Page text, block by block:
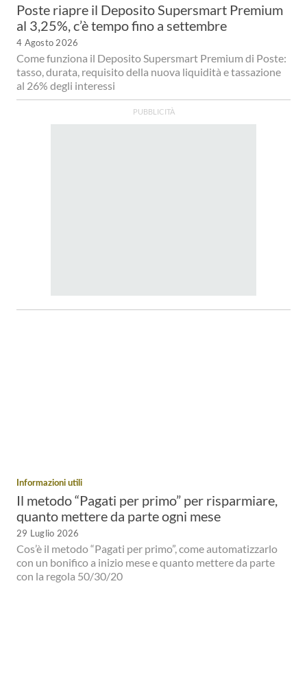
Poste riapre il Deposito Supersmart Premium
al 3,25%, c’è tempo fino a settembre
4 Agosto 2026
Come funziona il Deposito Supersmart Premium di Poste:
tasso, durata, requisito della nuova liquidità e tassazione
al 26% degli interessi
Informazioni utili
Il metodo “Pagati per primo” per risparmiare,
quanto mettere da parte ogni mese
29 Luglio 2026
Cos’è il metodo “Pagati per primo”, come automatizzarlo
con un bonifico a inizio mese e quanto mettere da parte
con la regola 50/30/20